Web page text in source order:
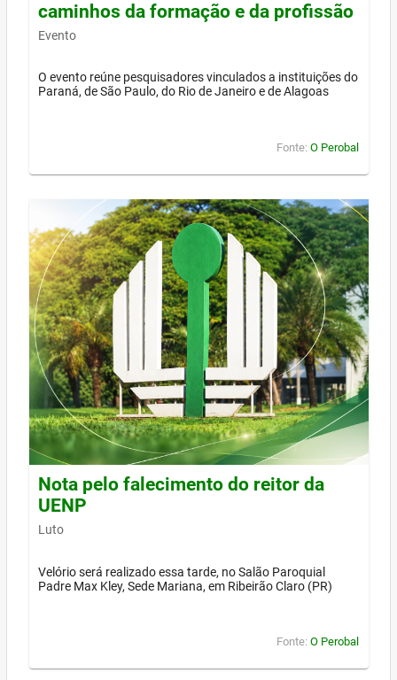
caminhos da formação e da profissão
Evento
O evento reúne pesquisadores vinculados a instituições do
Paraná, de São Paulo, do Rio de Janeiro e de Alagoas
Fonte: O Perobal
Nota pelo falecimento do reitor da
UENP
Luto
Velório será realizado essa tarde, no Salão Paroquial
Padre Max Kley, Sede Mariana, em Ribeirão Claro (PR)
Fonte: O Perobal